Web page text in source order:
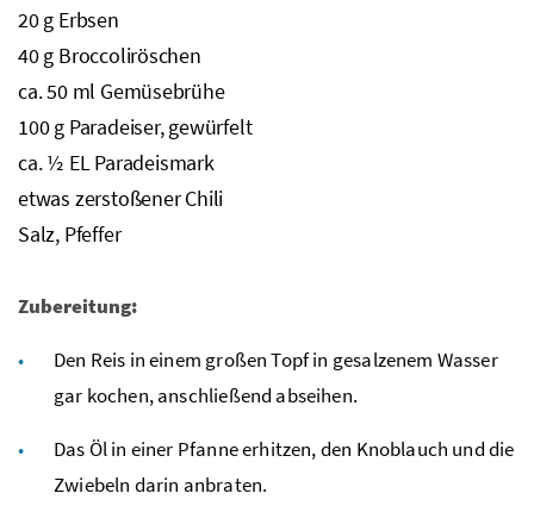
20g Erbsen
40g Broccoliröschen
ca.50 ml Gemüsebrühe
100gParadeiser, gewürfelt
ca.½ ELParadeismark
etwas zerstoßener Chili
Salz, Pfeffer
Zubereitung:
Den Reis in einem großen Topf in gesalzenem Wasser
gar kochen, anschließend abseihen.
Das Öl in einer Pfanne erhitzen, den Knoblauch und die
Zwiebeln darin anbraten.